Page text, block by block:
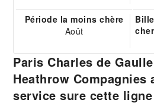
Période la moins chère
Août
Paris Charles de
Heathrow Compagnies
service sure cette ligne